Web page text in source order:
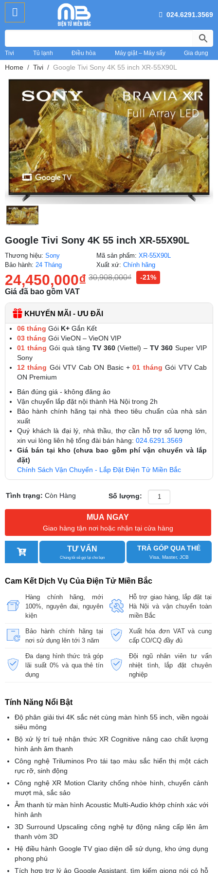
024.6291.3569
Tivi Tủ lạnh Điều hòa Máy giặt – Máy sấy Gia dụng
Home Tivi Google Tivi Sony 4K 55 inch XR-55X90L
Google Tivi Sony 4K 55 inch XR-55X90L
Thương hiệu: Sony
Bảo hành: 24 Tháng
Mã sản phẩm:XR-55X90L
Xuất xứ:Chính hãng
24,450,000₫ 30,908,000₫ -21%
Giá đã bao gồm VAT
KHUYẾN MÃI - ƯU ĐÃI
06 tháng Gói K+ Gắn Kết
03 tháng Gói VieON – VieON VIP
01 tháng Gói quà tặng TV 360(Viettel) –TV 360 Super VIP
Sony
12 tháng Gói VTV Cab ON Basic +01 thángGói VTV Cab
ON Premium
Bán đúng giá - không đăng ảo
Vận chuyển lắp đặt nội thành Hà Nội trong 2h
Bảo hành chính hãng tại nhà theo tiêu chuẩn của nhà sản
xuất
Quý khách là đại lý, nhà thầu, thợ cần hỗ trợ số lượng lớn,
xin vui lòng liên hệ tổng đài bán hàng: 024.6291.3569
Giá bán tại kho (chưa bao gồm phí vận chuyển và lắp
đặt)
Chính Sách Vận Chuyển - Lắp Đặt Điện Tử Miền Bắc
Tình trạng:Còn Hàng Số lượng:
MUA NGAY
Giao hàng tận nơi hoặc nhận tại cửa hàng
TƯ VẤN
Chúng tôi sẽ gọi lại cho bạn
TRẢ GÓP QUA THẺ
Visa, Master, JCB
Cam Kết Dịch Vụ Của Điện Tử Miền Bắc
Hàng chính hãng, mới
100%, nguyên đai, nguyên
kiện
Hỗ trợ giao hàng, lắp đặt tại
Hà Nội và vận chuyển toàn
miền Bắc
Bảo hành chính hãng tại
nơi sử dụng lên tới 3 năm
Xuất hóa đơn VAT và cung
cấp CO/CQ đầy đủ
Đa dạng hình thức trả góp
lãi suất 0% và qua thẻ tín
dụng
Đội ngũ nhân viên tư vấn
nhiệt tình, lắp đặt chuyên
nghiệp
Tính Năng Nổi Bật
Độ phân giải tivi 4K sắc nét cùng màn hình 55 inch, viền ngoài
siêu mỏng
Bộ xử lý trí tuệ nhận thức XR Cognitive nâng cao chất lượng
hình ảnh âm thanh
Công nghệ Triluminos Pro tái tạo màu sắc hiển thị một cách
rực rỡ, sinh động
Công nghệ XR Motion Clarity chống nhòe hình, chuyển cảnh
mượt mà, sắc sảo
Âm thanh từ màn hình Acoustic Multi-Audio khớp chính xác với
hình ảnh
3D Surround Upscaling công nghệ tự động nâng cấp lên âm
thanh vòm 3D
Hệ điều hành Google TV giao diện dễ sử dụng, kho ứng dụng
phong phú
Tích hợp trợ lý ảo Google Assistant, tìm kiếm giọng nói có hỗ